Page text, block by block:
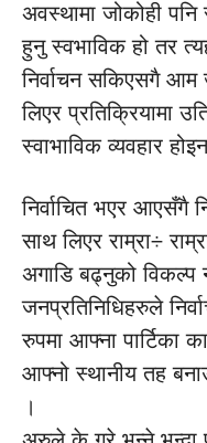
अवस्थामा जोकोही पनि
हुनु स्वभाविक हो तर
निर्वाचन सकिएसगै आम
लिएर प्रतिक्रियामा
स्वाभाविक व्यवहार
निर्वाचित भएर आएसँगै
साथ लिएर राम्रा÷
अगाडि बढ्नुको विकल्प
जनप्रतिनिधिहरुले
रुपमा आफ्ना पार्टिका
आफ्नो स्थानीय तह
।